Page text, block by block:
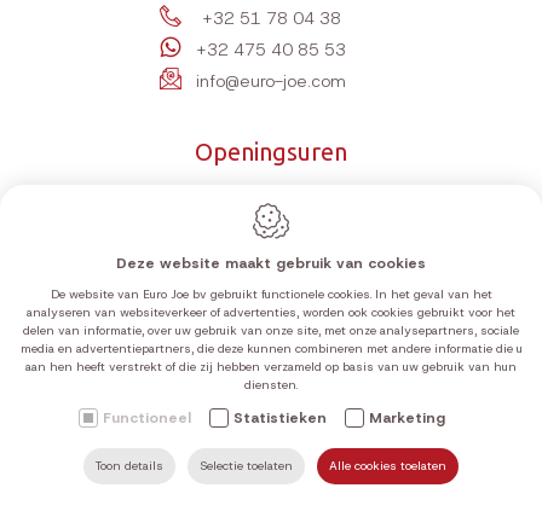
+32 51 78 04 38
+32 475 40 85 53
info@euro-joe.com
Openingsuren
10:00-12:00 | 14:00-18:00
10:00-12:00 | 14:00-18:00
Woensdag
10:00-12:00 | 14:00-18:00
Donderdag
10:00-12:00 | 14:00-18:00
Vrijdag
10:00-12:00 | 14:00-18:00
Zaterdag
10:00-12:00 | 14:00-18:00
De actuele openingsuren vindt u terug in bovenstaande tabel.
Op zon- en feestdagen zijn wij gesloten, tenzij anders
aangegeven op Google.
Deze website maakt gebruik van cookies
De website van Euro Joe bv gebruikt functionele cookies. In het geval van het
analyseren van websiteverkeer of advertenties, worden ook cookies gebruikt voor het
delen van informatie, over uw gebruik van onze site, met onze analysepartners, sociale
media en advertentiepartners, die deze kunnen combineren met andere informatie die u
aan hen heeft verstrekt of die zij hebben verzameld op basis van uw gebruik van hun
diensten.
Functioneel Statistieken Marketing
Toon details Selectie toelaten Alle cookies toelaten
MAIL ONS HOME VIND ONS BEL ONS